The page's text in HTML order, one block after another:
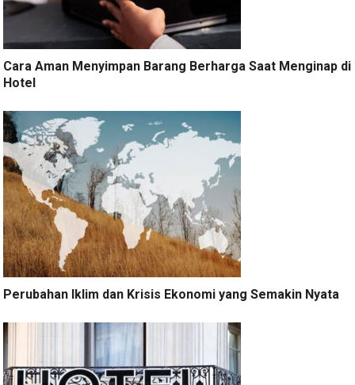
Cara Aman Menyimpan Barang Berharga Saat Menginap di
Hotel
Perubahan Iklim dan Krisis Ekonomi yang Semakin Nyata